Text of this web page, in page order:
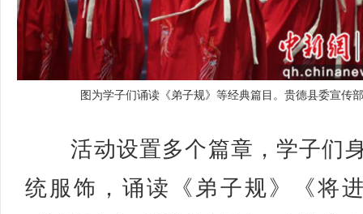
图为学子们诵读《弟子规》等经典篇目。贵德县委宣传
活动设置多个篇章，学子们
统服饰，诵读《弟子规》《将